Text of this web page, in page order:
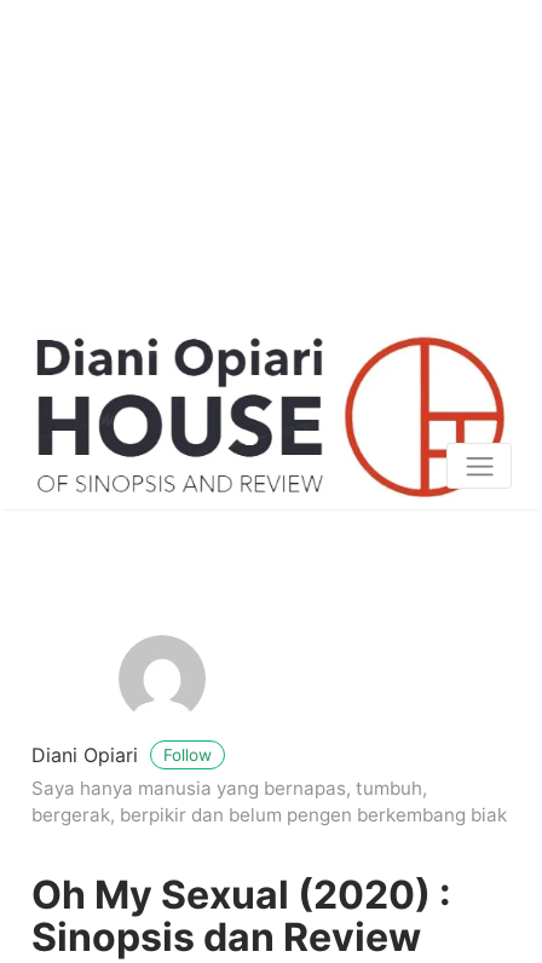
Diani Opiari Follow
Saya hanya manusia yang bernapas, tumbuh,
bergerak, berpikir dan belum pengen berkembang biak
Oh My Sexual (2020) :
Sinopsis dan Review